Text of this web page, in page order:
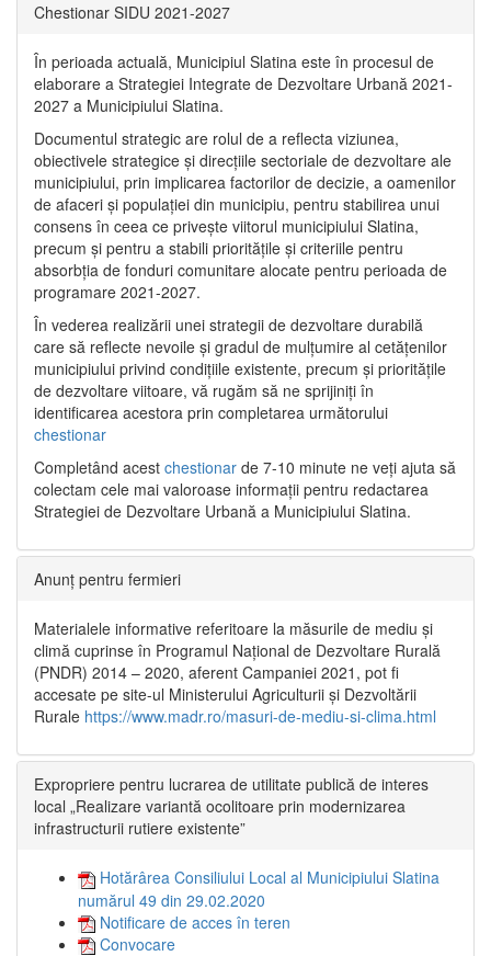
Chestionar SIDU 2021-2027
În perioada actuală, Municipiul Slatina este în procesul de
elaborare a Strategiei Integrate de Dezvoltare Urbană 2021‐
2027 a Municipiului Slatina.
Documentul strategic are rolul de a reflecta viziunea,
obiectivele strategice și direcțiile sectoriale de dezvoltare ale
municipiului, prin implicarea factorilor de decizie, a oamenilor
de afaceri și populației din municipiu, pentru stabilirea unui
consens în ceea ce privește viitorul municipiului Slatina,
precum și pentru a stabili prioritățile și criteriile pentru
absorbția de fonduri comunitare alocate pentru perioada de
programare 2021-2027.
În vederea realizării unei strategii de dezvoltare durabilă
care să reflecte nevoile și gradul de mulțumire al cetățenilor
municipiului privind condițiile existente, precum și prioritățile
de dezvoltare viitoare, vă rugăm să ne sprijiniți în
identificarea acestora prin completarea următorului
chestionar
Completând acest chestionar de 7-10 minute ne veți ajuta să
colectam cele mai valoroase informații pentru redactarea
Strategiei de Dezvoltare Urbană a Municipiului Slatina.
Anunț pentru fermieri
Materialele informative referitoare la măsurile de mediu și
climă cuprinse în Programul Național de Dezvoltare Rurală
(PNDR) 2014 – 2020, aferent Campaniei 2021, pot fi
accesate pe site-ul Ministerului Agriculturii și Dezvoltării
Rurale https://www.madr.ro/masuri-de-mediu-si-clima.html
Expropriere pentru lucrarea de utilitate publică de interes
local „Realizare variantă ocolitoare prin modernizarea
infrastructurii rutiere existente”
Hotărârea Consiliului Local al Municipiului Slatina
numărul 49 din 29.02.2020
Notificare de acces în teren
Convocare